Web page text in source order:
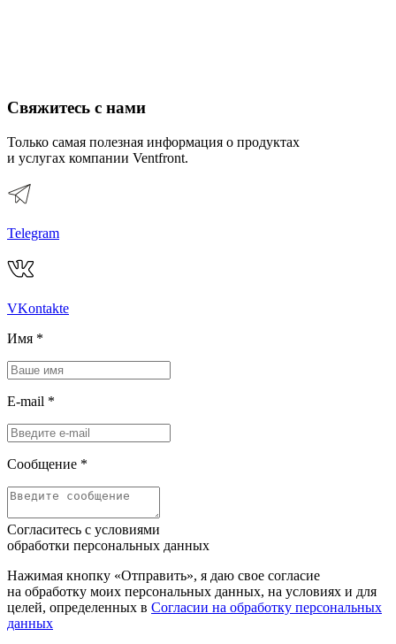
Свяжитесь с нами
Только самая полезная информация о продуктах
и услугах компании Ventfront.
Telegram
VKontakte
Имя *
E-mail *
Сообщение *
Согласитесь с условиями
обработки персональных данных
Нажимая кнопку «Отправить», я даю свое согласие
на обработку моих персональных данных, на условиях и для
целей, определенных в Согласии на обработку персональных
данных